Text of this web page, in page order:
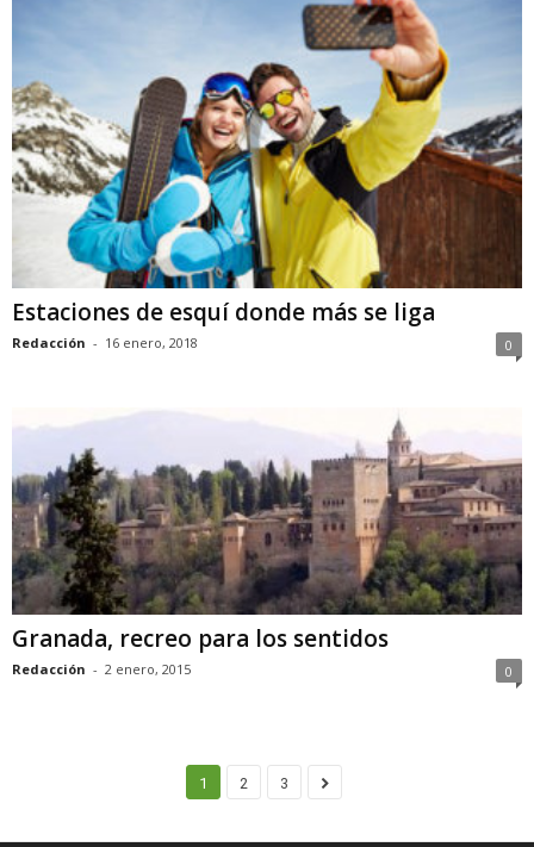
Estaciones de esquí donde más se liga
Redacción - 16 enero, 2018 0
Granada, recreo para los sentidos
Redacción - 2 enero, 2015 0
1 2 3